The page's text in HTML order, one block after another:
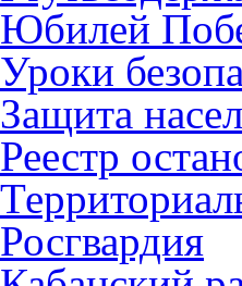
Юбилей
Уроки
Защита
Реестр
Росгвардия